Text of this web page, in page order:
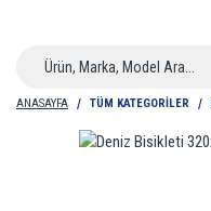
ANASAYFA TÜM KATEGORİLER